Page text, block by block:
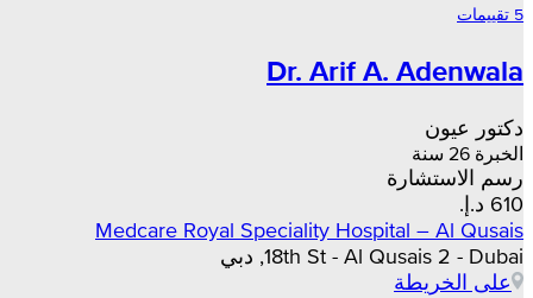
Dr. Arif A. Adenwala
دكتور عيون
الخبرة 26 سنة
رسم الاستشارة
Medcare Royal Speciality Hospital – Al Qusais
18th St - Al Qusais 2 - Dubai, دبي
على الخريطة